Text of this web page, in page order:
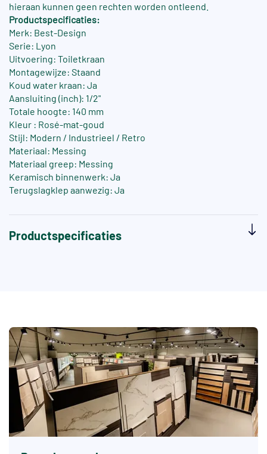
hieraan kunnen geen rechten worden ontleend.
Productspecificaties:
Merk: Best-Design
Serie: Lyon
Uitvoering: Toiletkraan
Montagewijze: Staand
Koud water kraan: Ja
Aansluiting (inch): 1/2"
Totale hoogte: 140 mm
Kleur : Rosé-mat-goud
Stijl: Modern / Industrieel / Retro
Materiaal: Messing
Materiaal greep: Messing
Keramisch binnenwerk: Ja
Terugslagklep aanwezig: Ja
Productspecificaties